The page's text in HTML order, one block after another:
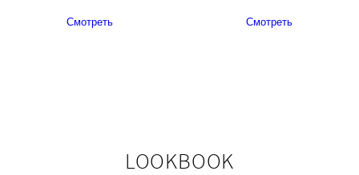
Смотреть Смотреть
LOOKBOOK